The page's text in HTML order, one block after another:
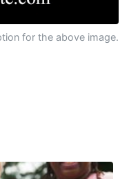
for the above image.